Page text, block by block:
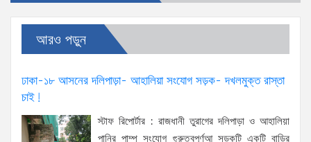
আরও পড়ুন
ঢাকা-১৮ আসনের দলিপাড়া- আহালিয়া সংযোগ সড়ক- দখলমুক্ত রাস্তা
চাই!
স্টাফ রিপোর্টার : রাজধানী তুরাগের দলিপাড়া ও আহালিয়া